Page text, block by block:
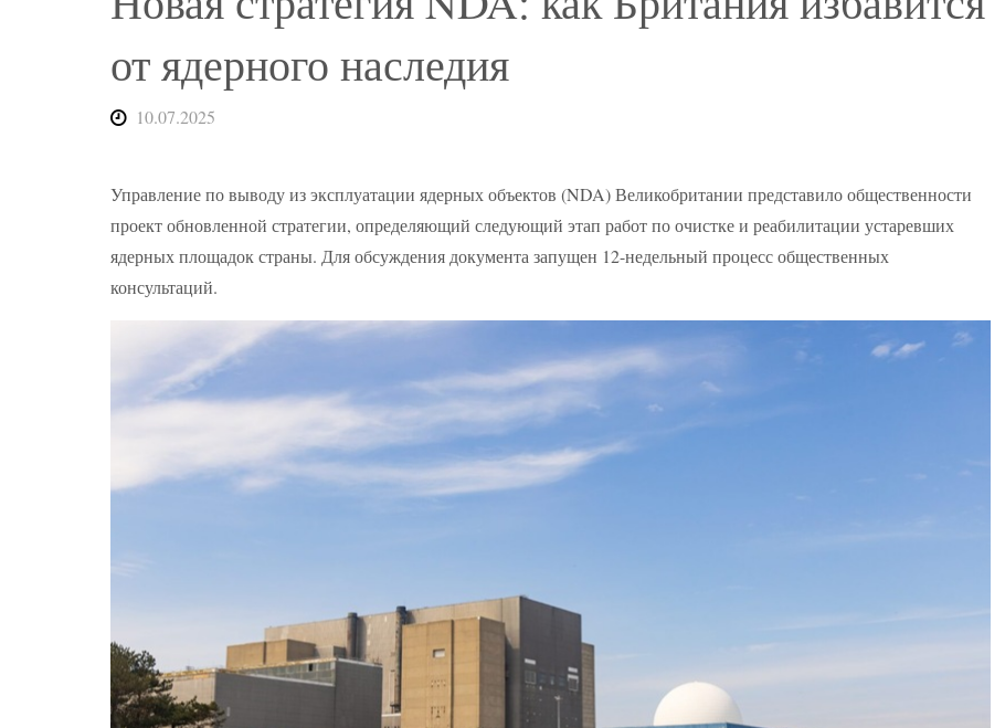
от ядерного наследия
10.07.2025
Управление по выводу из эксплуатации ядерных объектов (NDA) Великобритании представило общественности
проект обновленной стратегии, определяющий следующий этап работ по очистке и реабилитации устаревших
ядерных площадок страны. Для обсуждения документа запущен 12-недельный процесс общественных
консультаций.